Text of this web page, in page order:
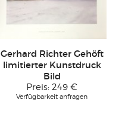
Gerhard Richter Gehöft
limitierter Kunstdruck
Bild
Preis: 249 €
Verfügbarkeit anfragen